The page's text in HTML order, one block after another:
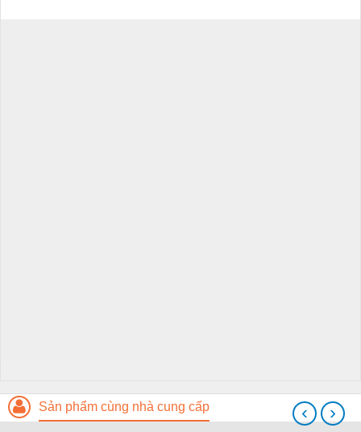
Sản phẩm cùng nhà cung cấp ‹ ›